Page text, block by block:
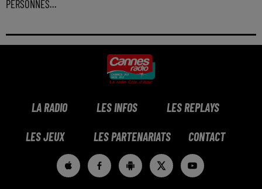
PERSONNES...
LA RADIO LES INFOS LES REPLAYS
LES JEUX LES PARTENARIATS CONTACT